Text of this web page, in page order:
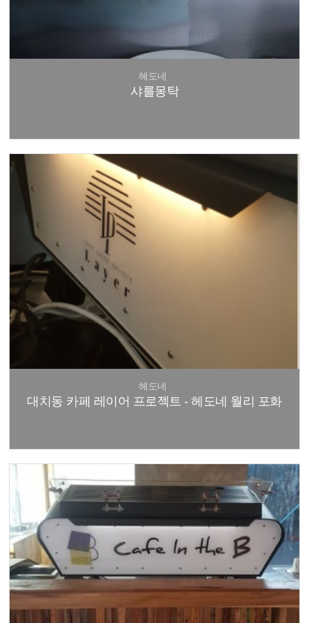
헤도네
샤를몽탁
헤도네
대치동 카페 레이어 프로젝트 - 헤도네 월리 포화